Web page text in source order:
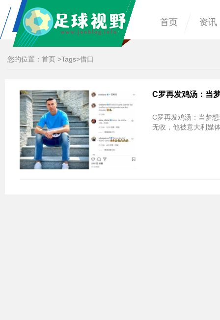
首页 资讯
您的位置： 首页 >Tags>借口
C罗再发鸡汤：当
C罗再发鸡汤：当梦
无收，他被意大利媒